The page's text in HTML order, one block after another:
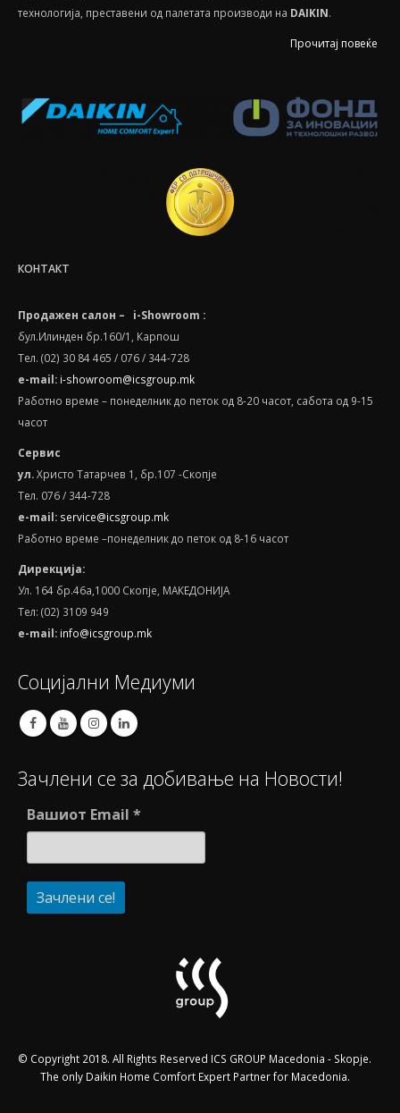
технологија, преставени од палетата производи на DAIKIN.
Прочитај повеќе
КОНТАКТ
Продажен салон – i-Showroom :
бул.Илинден бр.160/1, Карпош
Тел. (02) 30 84 465 / 076 / 344-728
e-mail: i-showroom@icsgroup.mk
Работно време – понеделник до петок од 8-20 часот, сабота oд 9-15
часот
Сервис
ул.Христо Татарчев 1, бр.107 -Скопје
Тел. 076 / 344-728
e-mail: service@icsgroup.mk
Работно време –понеделник до петок од 8-16 часот
Дирекција:
Ул. 164 бр.46а,1000 Скопје, МАКЕДОНИЈА
Тел: (02) 3109 949
e-mail: info@icsgroup.mk
Социјални Медиуми
Зачлени се за добивање на Новости!
Вашиот Email *
© Copyright 2018. All Rights Reserved ICS GROUP Macedonia - Skopje.
The only Daikin Home Comfort Expert Partner for Macedonia.